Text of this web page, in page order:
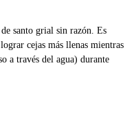
santo grial sin razón. Es
cejas más llenas mientras
a través del agua) durante